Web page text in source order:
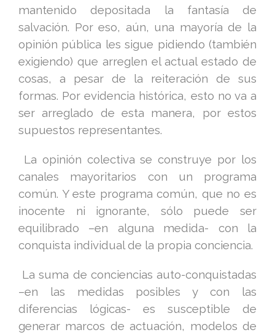
mantenido depositada la fantasía de
salvación. Por eso, aún, una mayoría de la
opinión pública les sigue pidiendo (también
exigiendo) que arreglen el actual estado de
cosas, a pesar de la reiteración de sus
formas. Por evidencia histórica, esto no va a
ser arreglado de esta manera, por estos
supuestos representantes.
La opinión colectiva se construye por los
canales mayoritarios con un programa
común. Y este programa común, que no es
inocente ni ignorante, sólo puede ser
equilibrado –en alguna medida- con la
conquista individual de la propia conciencia.
La suma de conciencias auto-conquistadas
–en las medidas posibles y con las
diferencias lógicas- es susceptible de
generar marcos de actuación, modelos de